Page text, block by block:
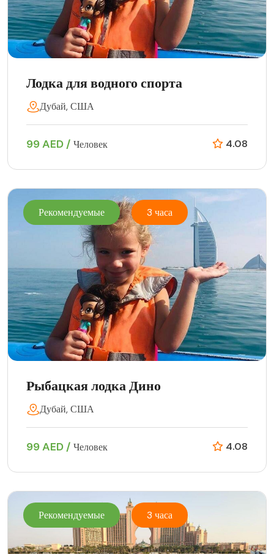
Лодка для водного спорта
Дубай, США
99 AED / Человек 4.08
Рекомендуемые 3 часа
Рыбацкая лодка Дино
Дубай, США
99 AED / Человек 4.08
Рекомендуемые 3 часа